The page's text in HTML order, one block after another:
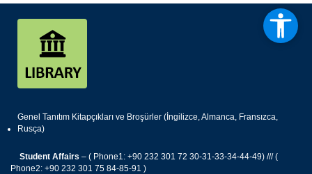
Genel Tanıtım Kitapçıkları ve Broşürler (İngilizce, Almanca, Fransızca,
Rusça)
Student Affairs – ( Phone1: +90 232 301 72 30-31-33-34-44-49) /// (
Phone2: +90 232 301 75 84-85-91 )